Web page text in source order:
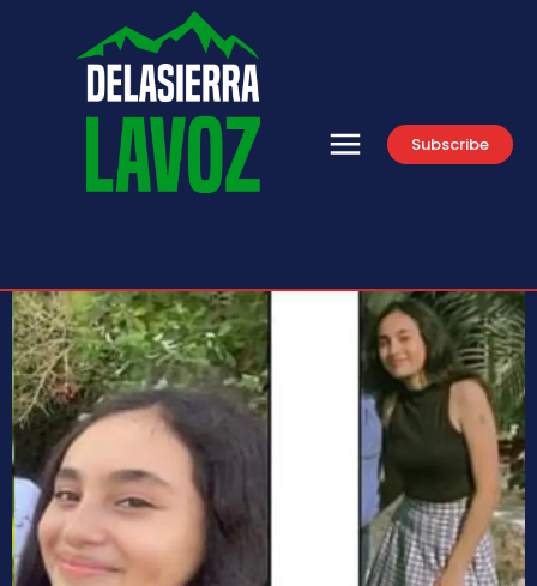
Subscribe